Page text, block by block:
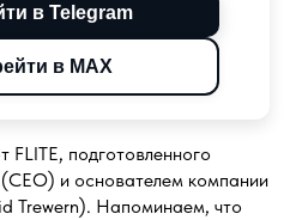
в Telegram
в MAX
FLITECELL
Перевод
подготовленного
и основателем компании
Trewern). Напоминаем, что